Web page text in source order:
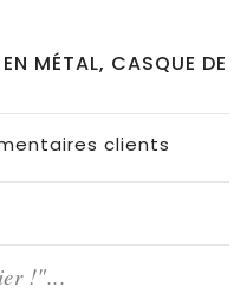
MÉTAL, CASQUE DE
clients
!"...